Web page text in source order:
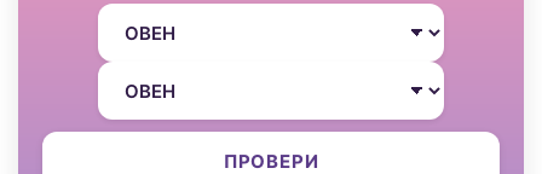
ПРОВЕРИ